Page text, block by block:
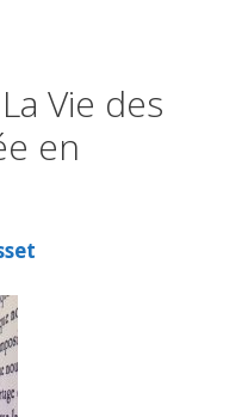
Vie des
en